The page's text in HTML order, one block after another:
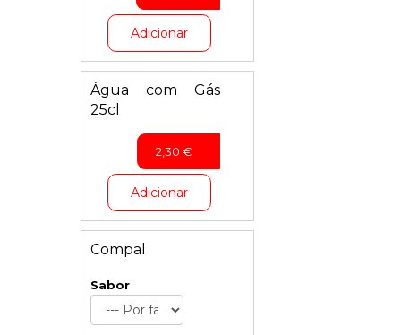
Adicionar
Água com Gás
25cl
2,30 €
Adicionar
Compal
Sabor